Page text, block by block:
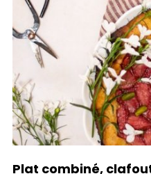
Plat combiné,